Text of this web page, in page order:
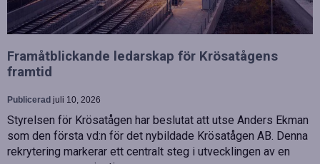
Framåtblickande ledarskap för Krösatågens
framtid
Publicerad juli 10, 2026
Styrelsen för Krösatågen har beslutat att utse Anders Ekman
som den första vd:n för det nybildade Krösatågen AB. Denna
rekrytering markerar ett centralt steg i utvecklingen av en